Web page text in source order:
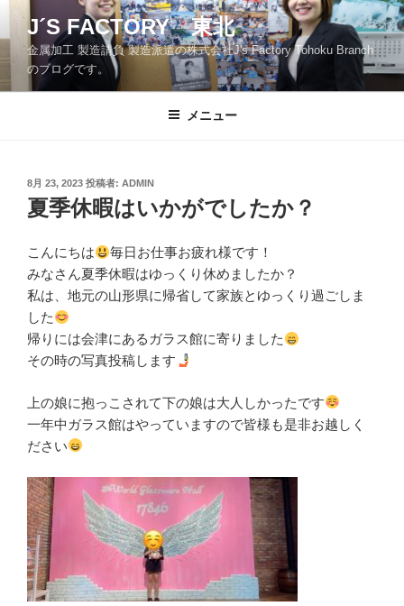
ツ
J´S FACTORY 東北
金属加工 製造請負 製造派遣の株式会社J's Factory Tohoku Branch
のブログです。
メニュー
投
稿
日:
8月 23, 2023 投稿者: ADMIN
夏季休暇はいかがでしたか？
こんにちは
毎日お仕事お疲れ様です！
みなさん夏季休暇はゆっくり休めましたか？
私は、地元の山形県に帰省して家族とゆっくり過ごしま
した
帰りには会津にあるガラス館に寄りました
その時の写真投稿します
上の娘に抱っこされて下の娘は大人しかったです
一年中ガラス館はやっていますので皆様も是非お越しく
ださい